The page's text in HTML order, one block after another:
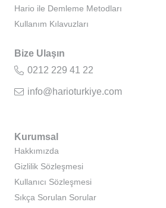
Hario ile Demleme Metodları
Kullanım Kılavuzları
Bize Ulaşın
0212 229 41 22
info@harioturkiye.com
Kurumsal
Hakkımızda
Gizlilik Sözleşmesi
Kullanıcı Sözleşmesi
Sıkça Sorulan Sorular